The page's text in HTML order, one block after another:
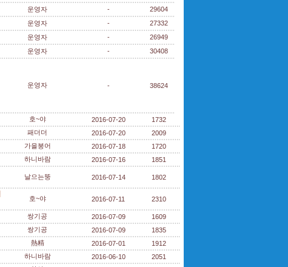
운영자 -
29604
운영자 -
27332
운영자 -
26949
운영자 - 30408
운영자 - 38624
호~야 2016-07-20
1732
패더더 2016-07-20
2009
가을붕어 2016-07-18
1720
하니바람 2016-07-16 1851
날으는뚱 2016-07-14 1802
호~야 2016-07-11 2310
쌍기공 2016-07-09
1609
쌍기공 2016-07-09
1835
熱精 2016-07-01
1912
하니바람 2016-06-10
2051